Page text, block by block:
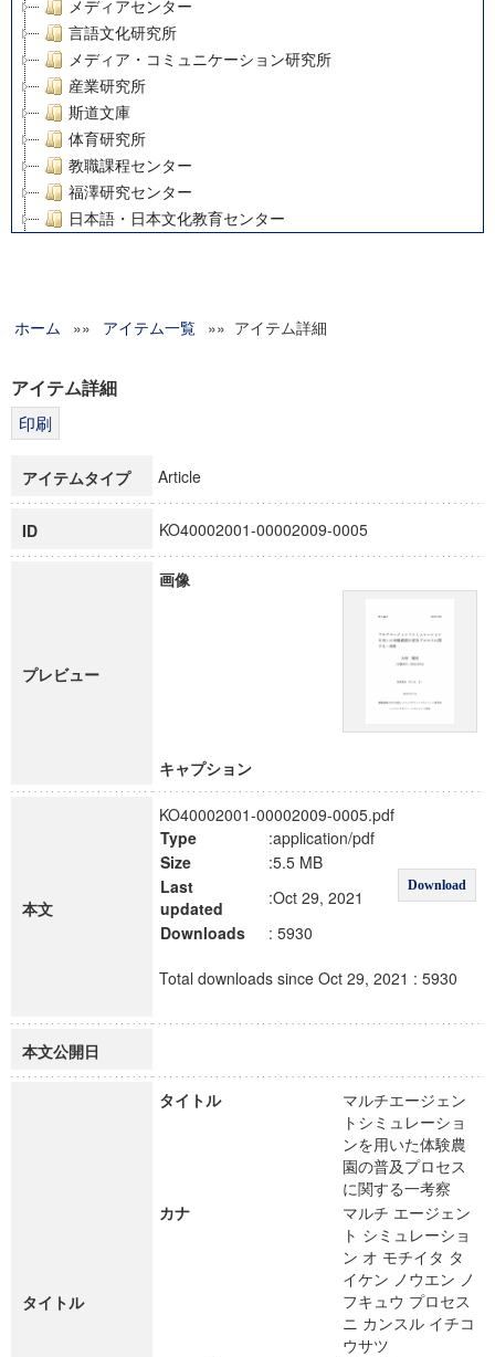
メディアセンター
言語文化研究所
メディア・コミュニケーション研究所
産業研究所
斯道文庫
体育研究所
教職課程センター
福澤研究センター
日本語・日本文化教育センター
グローバルリサーチインスティテュート
科学研究費補助金研究成果報告書
博士課程教育リーディングプログラム「超成熟社会発展のサ
ホーム »» アイテム一覧 »» アイテム詳細
アイテム詳細
アイテムタイプ Article
ID KO40002001-00002009-0005
プレビュー
画像
キャプション
本文
KO40002001-00002009-0005.pdf
Type
:application/pdf
Download
Size
:5.5 MB
Last
updated
:Oct 29, 2021
Downloads
: 5930
Total downloads since Oct 29, 2021 : 5930
本文公開日
タイトル
タイトル
マルチエージェン
トシミュレーショ
ンを用いた体験農
園の普及プロセス
に関する一考察
カナ
マルチ エージェン
ト シミュレーショ
ン オ モチイタ タ
イケン ノウエン ノ
フキュウ プロセス
ニ カンスル イチコ
ウサツ